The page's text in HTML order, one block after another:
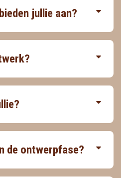
jullie aan?
de ontwerpfase?